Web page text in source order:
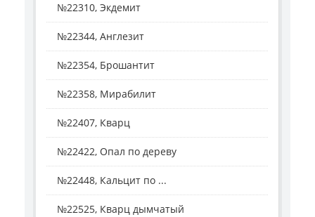
№22310, Экдемит
№22344, Англезит
№22354, Брошантит
№22358, Мирабилит
№22407, Кварц
№22422, Опал по дереву
№22448, Кальцит по ...
№22525, Кварц дымчатый